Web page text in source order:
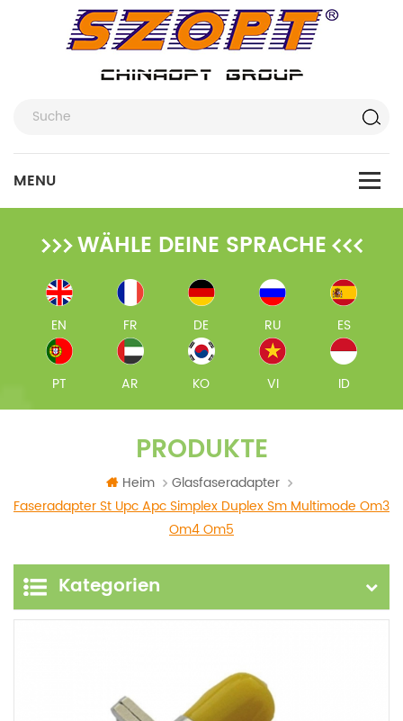
WÄHLE DEINE SPRACHE
EN FR DE RU ES
PT AR KO VI ID
PRODUKTE
Heim
Glasfaseradapter
Faseradapter St Upc Apc Simplex Duplex Sm Multimode Om3
Om4 Om5
Kategorien